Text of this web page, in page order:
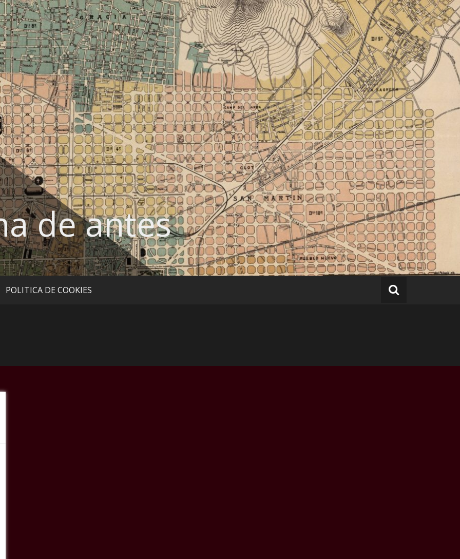
de antes
POLITICA DE COOKIES